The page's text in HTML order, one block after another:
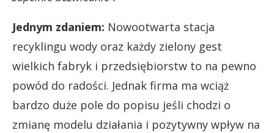
Jednym zdaniem: Nowootwarta stacja
recyklingu wody oraz każdy zielony gest
wielkich fabryk i przedsiębiorstw to na pewno
powód do radości. Jednak firma ma wciąż
bardzo duże pole do popisu jeśli chodzi o
zmianę modelu działania i pozytywny wpływ na